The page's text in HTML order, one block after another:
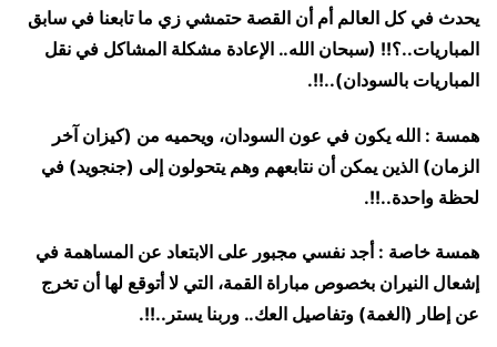
يحدث في كل العالم أم أن القصة حتمشي زي ما تابعنا في سابق
المباريات..؟!! (سبحان الله.. الإعادة مشكلة المشاكل في نقل
المباريات بالسودان)..!!.
همسة : الله يكون في عون السودان، ويحميه من (كيزان آخر
الزمان) الذين يمكن أن نتابعهم وهم يتحولون إلى (جنجويد) في
لحظة واحدة..!!.
همسة خاصة : أجد نفسي مجبور على الابتعاد عن المساهمة في
إشعال النيران بخصوص مباراة القمة، التي لا أتوقع لها أن تخرج
عن إطار (الغمة) وتفاصيل العك.. وربنا يستر..!!.